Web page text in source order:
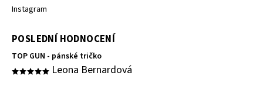
Instagram
POSLEDNÍ HODNOCENÍ
TOP GUN - pánské tričko
Leona Bernardová